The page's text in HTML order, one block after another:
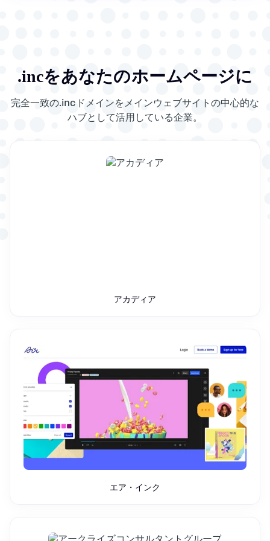
.incをあなたのホームページに
完全一致の.incドメインをメインウェブサイトの中心的な
ハブとして活用している企業。
アカディア
エア・インク